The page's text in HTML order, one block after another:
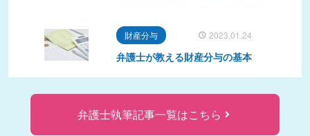
財産分与 2023.01.24
弁護士が教える財産分与の基本
弁護士執筆記事一覧はこちら